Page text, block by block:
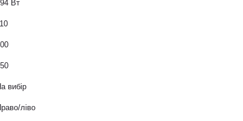
Вт
вибір
ліво